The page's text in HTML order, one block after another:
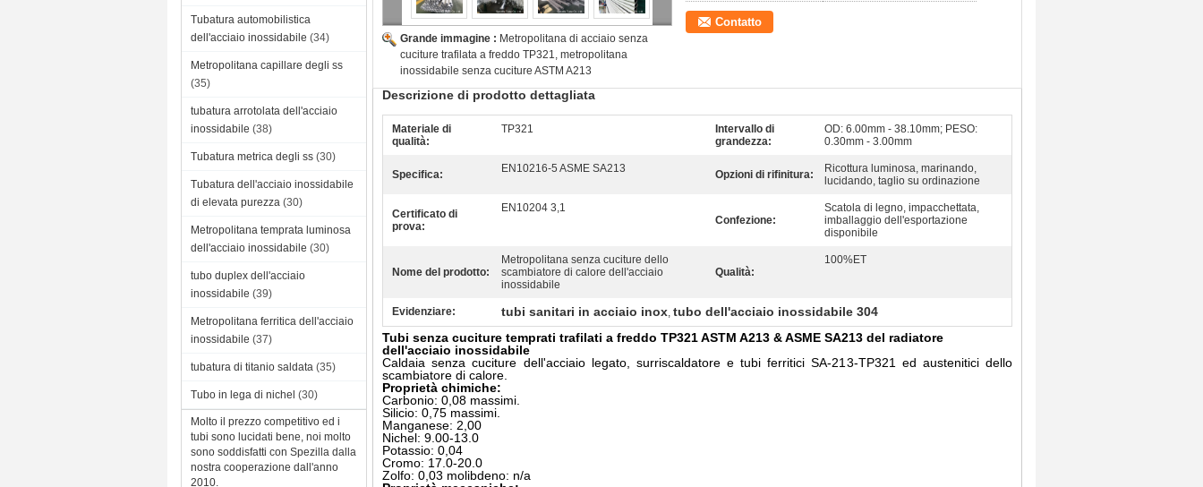
Tubatura automobilistica
dell'acciaio inossidabile (34)
Metropolitana capillare degli ss
(35)
tubatura arrotolata dell'acciaio
inossidabile (38)
Tubatura metrica degli ss (30)
Tubatura dell'acciaio inossidabile
di elevata purezza (30)
Metropolitana temprata luminosa
dell'acciaio inossidabile (30)
tubo duplex dell'acciaio
inossidabile (39)
Metropolitana ferritica dell'acciaio
inossidabile (37)
tubatura di titanio saldata (35)
Tubo in lega di nichel (30)
Molto il prezzo competitivo ed i
tubi sono lucidati bene, noi molto
sono soddisfatti con Spezilla dalla
nostra cooperazione dall'anno
2010.
Grande immagine : Metropolitana di acciaio senza
cuciture trafilata a freddo TP321, metropolitana
inossidabile senza cuciture ASTM A213
Contatto
Descrizione di prodotto dettagliata
Materiale di
qualità:
TP321
Intervallo di
grandezza:
OD: 6.00mm - 38.10mm; PESO:
0.30mm - 3.00mm
Specifica: EN10216-5 ASME SA213 Opzioni di rifinitura:
Ricottura luminosa, marinando,
lucidando, taglio su ordinazione
Certificato di
prova:
EN10204 3,1
Confezione:
Scatola di legno, impacchettata,
imballaggio dell'esportazione
disponibile
Nome del prodotto:
Metropolitana senza cuciture dello
scambiatore di calore dell'acciaio
inossidabile
Qualità:
100%ET
Evidenziare: tubi sanitari in acciaio inox, tubo dell'acciaio inossidabile 304
Tubi senza cuciture temprati trafilati a freddo TP321 ASTM A213 & ASME SA213 del radiatore
dell'acciaio inossidabile
Caldaia senza cuciture dell'acciaio legato, surriscaldatore e tubi ferritici SA-213-TP321 ed austenitici dello
scambiatore di calore.
Proprietà chimiche:
Carbonio: 0,08 massimi.
Silicio: 0,75 massimi.
Manganese: 2,00
Nichel: 9.00-13.0
Potassio: 0,04
Cromo: 17.0-20.0
Zolfo: 0,03 molibdeno: n/a